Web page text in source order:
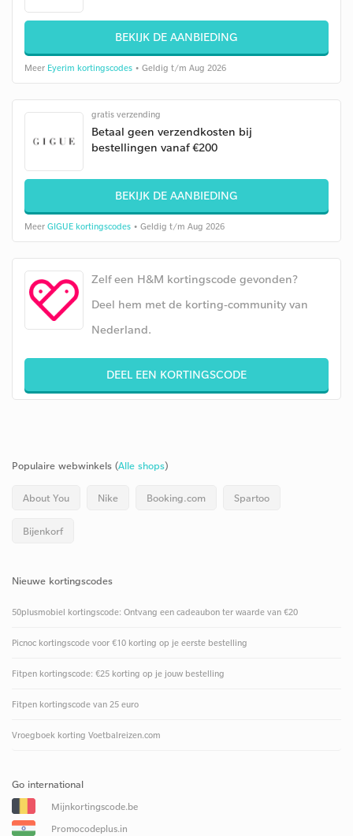
BEKIJK DE AANBIEDING
Meer Eyerim kortingscodes • Geldig t/m Aug 2026
gratis verzending
Betaal geen verzendkosten bij
bestellingen vanaf €200
BEKIJK DE AANBIEDING
Meer GIGUE kortingscodes • Geldig t/m Aug 2026
Zelf een H&M kortingscode gevonden?
Deel hem met de korting-community van
Nederland.
DEEL EEN KORTINGSCODE
Populaire webwinkels (Alle shops)
About You Nike Booking.com Spartoo
Bijenkorf
Nieuwe kortingscodes
50plusmobiel kortingscode: Ontvang een cadeaubon ter waarde van €20
Picnoc kortingscode voor €10 korting op je eerste bestelling
Fitpen kortingscode: €25 korting op je jouw bestelling
Fitpen kortingscode van 25 euro
Vroegboek korting Voetbalreizen.com
Go international
Mijnkortingscode.be
Promocodeplus.in